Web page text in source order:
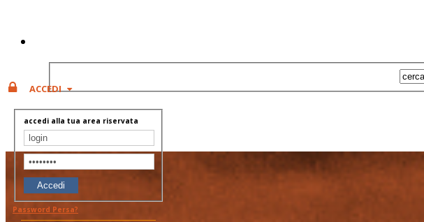
ACCEDI
accedi alla tua area riservata
Accedi
Password Persa?